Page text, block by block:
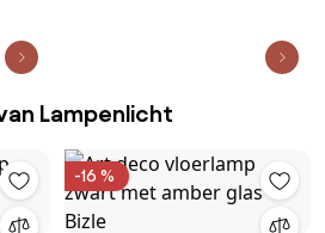
Lampenlicht
-16 %